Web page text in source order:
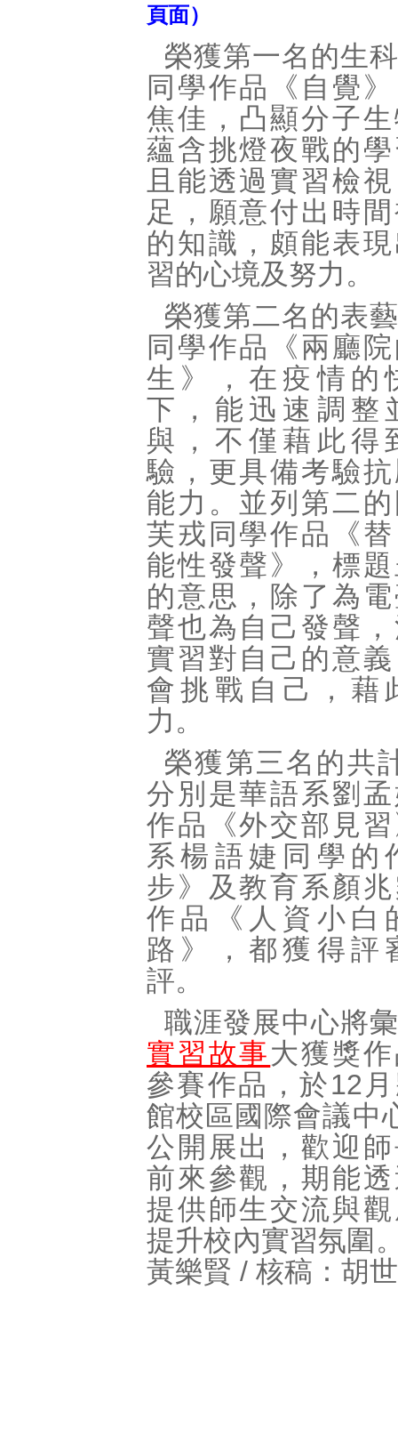
頁面）
榮獲第一名的生
同學作品《自覺
焦佳，凸顯分子
蘊含挑燈夜戰的
且能透過實習檢
足，願意付出時
的知識，頗能表
習的心境及努力。
榮獲第二名的表
同學作品《兩廳
生》，在疫情的
下，能迅速調整
與，不僅藉此得
驗，更具備考驗
能力。並列第二
芙戎同學作品《
能性發聲》，標
的意思，除了為
聲也為自己發聲
實習對自己的意
會挑戰自己，藉
力。
榮獲第三名的共
分別是華語系劉
作品《外交部見
系楊語婕同學的
步》及教育系顏
作品《人資小白
路》，都獲得評
評。
職涯發展中心將
實習故事大獲獎
參賽作品，於12
館校區國際會議中
公開展出，歡迎
前來參觀，期能
提供師生交流與
提升校內實習氛圍
黃樂賢 / 核稿：胡